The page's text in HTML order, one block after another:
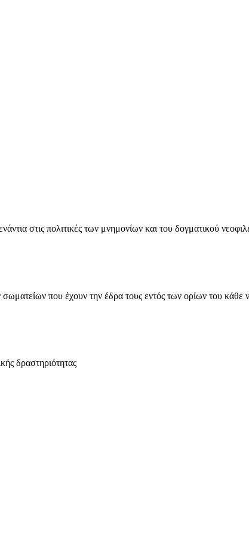
στις πολιτικές των μνημονίων και του δογματικού
που έχουν την έδρα τους εντός των ορίων του κάθε
δραστηριότητας